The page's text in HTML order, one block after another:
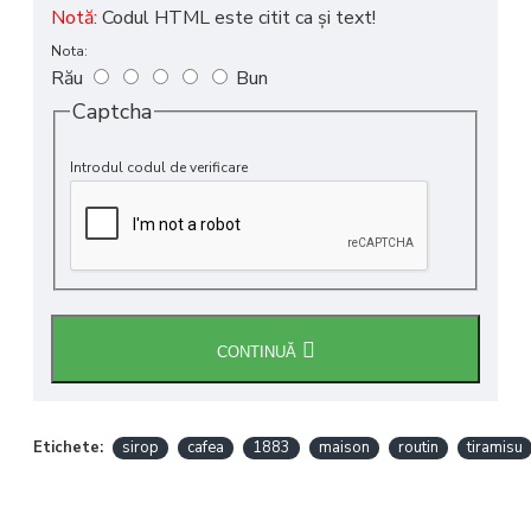
Notă: Codul HTML este citit ca şi text!
Nota:
Rău Bun
Captcha
Introdul codul de verificare
CONTINUĂ
Etichete: sirop cafea 1883 maison routin tiramisu